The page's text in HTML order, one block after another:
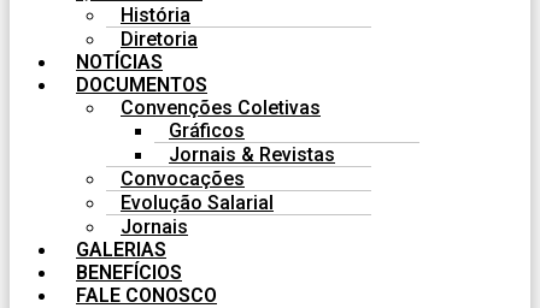
História
Diretoria
NOTÍCIAS
DOCUMENTOS
Convenções Coletivas
Gráficos
Jornais & Revistas
Convocações
Evolução Salarial
Jornais
GALERIAS
BENEFÍCIOS
FALE CONOSCO